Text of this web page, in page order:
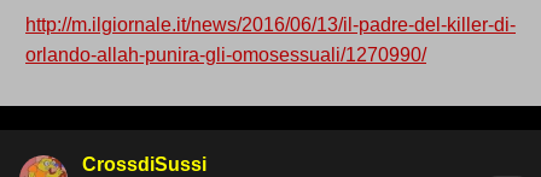
http://m.ilgiornale.it/news/2016/06/13/il-padre-del-killer-di-
orlando-allah-punira-gli-omosessuali/1270990/
CrossdiSussi